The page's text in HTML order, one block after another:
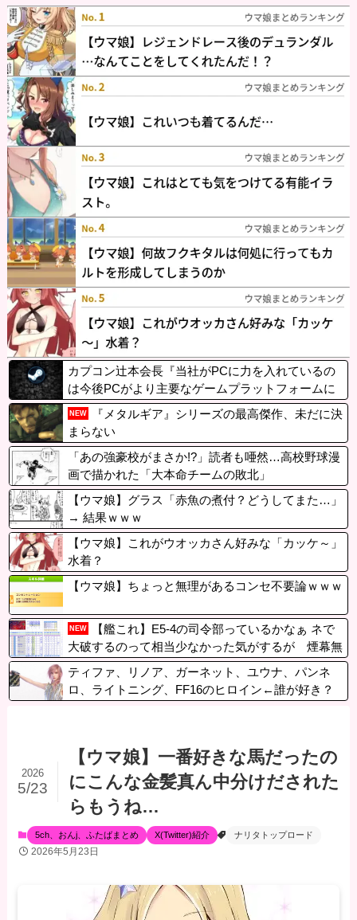
カプコン辻本会長『当社がPCに力を入れているの
は今後PCがより主要なゲームプラットフォームに
なるから』
NEW
『メタルギア』シリーズの最高傑作、未だに決
まらない
「あの強豪校がまさか!?」読者も唖然…高校野球漫
画で描かれた「大本命チームの敗北」
【ウマ娘】グラス「赤魚の煮付？どうしてまた…」
→ 結果ｗｗｗ
【ウマ娘】これがウオッカさん好みな「カッケ～」
水着？
【ウマ娘】ちょっと無理があるコンセ不要論ｗｗｗ
NEW
【艦これ】E5-4の司令部っているかなぁ ネで
大破するのって相当少なかった気がするが 煙幕無
しで
ティファ、リノア、ガーネット、ユウナ、パンネ
ロ、ライトニング、FF16のヒロイン←誰が好き？
【ウマ娘】一番好きな馬だったの
にこんな金髪真ん中分けだされた
らもうね…
2026
5/23
5ch、おんj、ふたばまとめ X(Twitter)紹介 ナリタトップロード
2026年5月23日